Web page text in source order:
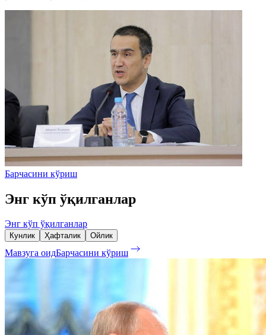
Барчасини кўриш
Энг кўп ўқилганлар
Энг кўп ўқилганлар
Кунлик Ҳафталик Ойлик
Мавзуга оидБарчасини кўриш